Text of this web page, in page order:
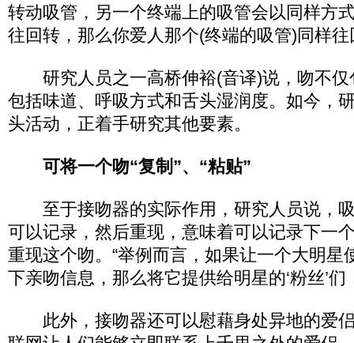
转动吸管，另一个终端上的吸管会以同样方
往回转，那么你爱人那个(终端的吸管)同样往
研究人员之一高桥伸裕(音译)说，吻不仅
包括味道、呼吸方式和舌头湿润度。如今，
头活动，正着手研究其他要素。
可将一个吻“复制”、“粘贴”
至于接吻器的实际作用，研究人员说，
可以记录，然后重现，意味着可以记录下一
重现这个吻。“举例而言，如果让一个大明星
下亲吻信息，那么将它提供给明星的‘粉丝’们
此外，接吻器还可以慰藉身处异地的爱